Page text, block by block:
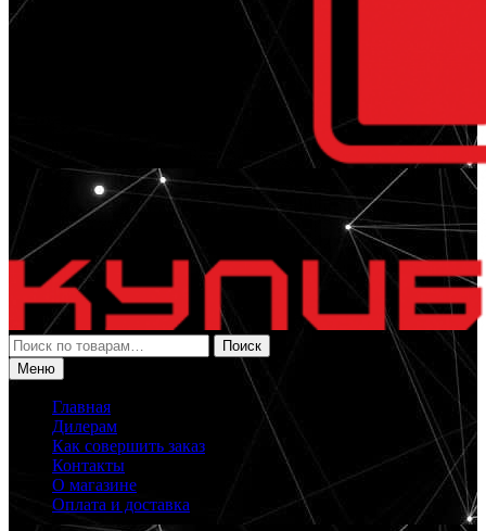
Искать:
Поиск
Меню
Главная
Дилерам
Как совершить заказ
Контакты
О магазине
Оплата и доставка